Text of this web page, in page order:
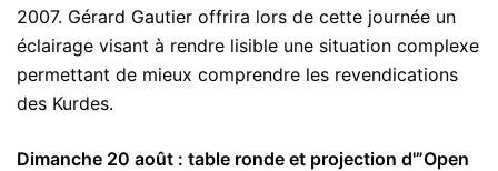
2007. Gérard Gautier offrira lors de cette journée un
éclairage visant à rendre lisible une situation complexe
permettant de mieux comprendre les revendications
des Kurdes.
Dimanche 20 août : table ronde et projection d'”Open